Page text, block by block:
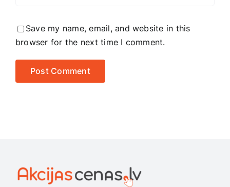
Save my name, email, and website in this
browser for the next time I comment.